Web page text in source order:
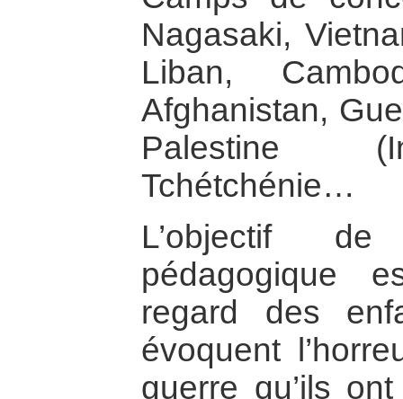
Nagasaki,
Liban,
Afghanistan,
Palestine
Tchétchénie…
L’objectif
pédagogique
regard des
évoquent
guerre qu’ils